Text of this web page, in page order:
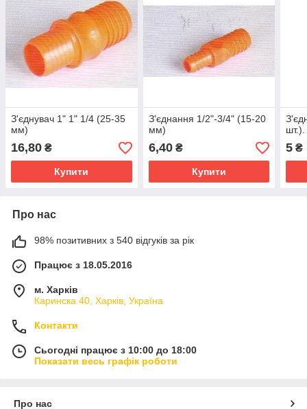
З'єднувач 1" 1" 1/4 (25-35
мм)
16,80 ₴
Купити
З'єднання 1/2"-3/4" (15-20
мм)
6,40₴
Купити
шт.).
5 ₴
Про нас
98% позитивних з 540 відгуків за рік
Працює з 18.05.2016
м. Харків
Каринска 40, Харків, Україна
Контакти
Сьогодні працює з 10:00 до 18:00
Показати весь графік роботи
Про нас